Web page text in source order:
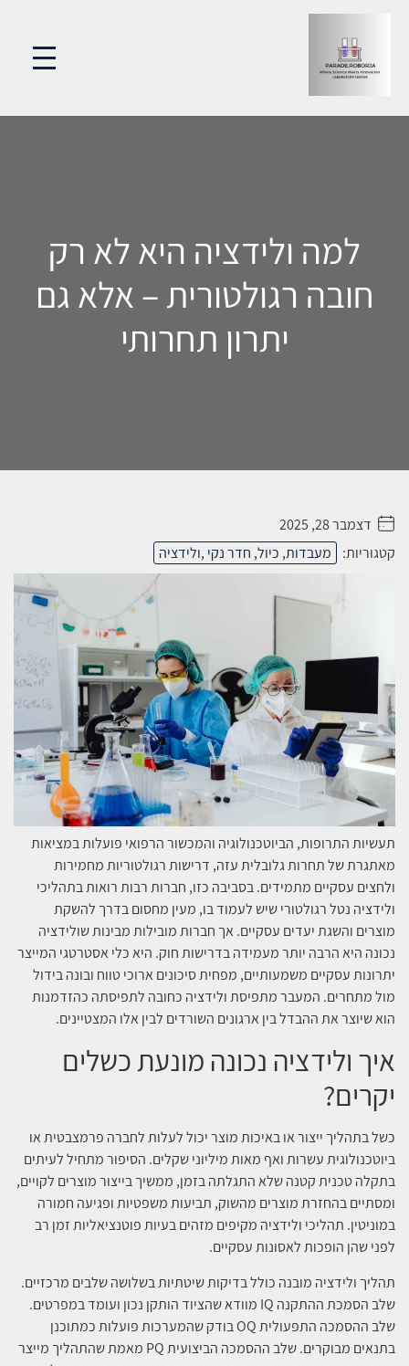
למה ולידציה היא לא רק
חובה רגולטורית – אלא גם
יתרון תחרותי
. . . . .דצמבר 28, 2025
קטגוריות:
מעבדות, כיול, חדר נקי ,ולידציה
תעשיות התרופות, הביוטכנולוגיה והמכשור הרפואי פועלות במציאות
מאתגרת של תחרות גלובלית עזה, דרישות רגולטוריות מחמירות
ולחצים עסקיים מתמידים. בסביבה כזו, חברות רבות רואות בתהליכי
ולידציה נטל רגולטורי שיש לעמוד בו, מעין מחסום בדרך להשקת
מוצרים והשגת יעדים עסקיים. אך חברות מובילות מבינות שולידציה
נכונה היא הרבה יותר מעמידה בדרישות חוק. היא כלי אסטרטגי המייצר
יתרונות עסקיים משמעותיים, מפחית סיכונים ארוכי טווח ובונה בידול
מול מתחרים. המעבר מתפיסת ולידציה כחובה לתפיסתה כהזדמנות
הוא שיוצר את ההבדל בין ארגונים השורדים לבין אלו המצטיינים.
איך ולידציה נכונה מונעת כשלים
יקרים?
כשל בתהליך ייצור או באיכות מוצר יכול לעלות לחברה פרמצבטית או
ביוטכנולוגית עשרות ואף מאות מיליוני שקלים. הסיפור מתחיל לעיתים
בתקלה טכנית קטנה שלא התגלתה בזמן, ממשיך בייצור מוצרים לקויים,
ומסתיים בהחזרת מוצרים מהשוק, תביעות משפטיות ופגיעה חמורה
במוניטין. תהליכי ולידציה מקיפים מזהים בעיות פוטנציאליות זמן רב
לפני שהן הופכות לאסונות עסקיים.
תהליך ולידציה מובנה כולל בדיקות שיטתיות בשלושה שלבים מרכזיים.
שלב הסמכת ההתקנה IQ מוודא שהציוד הותקן נכון ועומד במפרטים.
שלב ההסמכה התפעולית OQ בודק שהמערכות פועלות כמתוכנן
בתנאים מבוקרים. שלב ההסמכה הביצועית PQ מאמת שהתהליך מייצר